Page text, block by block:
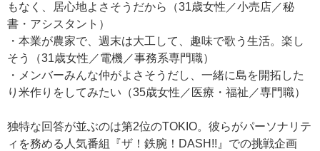
もなく、居心地よさそうだから（31歳女性／小売店／秘
書・アシスタント）
・本業が農家で、週末は大工して、趣味で歌う生活。楽し
そう（31歳女性／電機／事務系専門職）
・メンバーみんな仲がよさそうだし、一緒に島を開拓した
り米作りをしてみたい（35歳女性／医療・福祉／専門職）
独特な回答が並ぶのは第2位のTOKIO。彼らがパーソナリテ
ィを務める人気番組『ザ！鉄腕！DASH!!』での挑戦企画